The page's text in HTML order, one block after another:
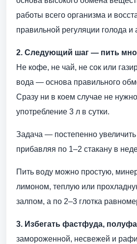
работы всего организма и
правильной регуляции голода и
2. Следующий шаг — пить
Не кофе, не чай, не сок или
вода — основа правильного
Сразу ни в коем случае не
употребление 3 л в сутки.
Задача — постепенно
прибавляя по 1–2 стакану в
Пить воду можно простую,
лимоном, теплую или
залпом, а по 2–3 глотка
3. Избегать фастфуда,
замороженной, несвежей и